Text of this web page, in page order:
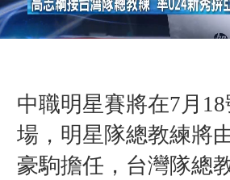
中職明星賽將在7月
場，明星隊總教練將
豪駒擔任，台灣隊總